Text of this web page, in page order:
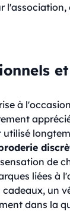
à
de
liées à
un
dans la